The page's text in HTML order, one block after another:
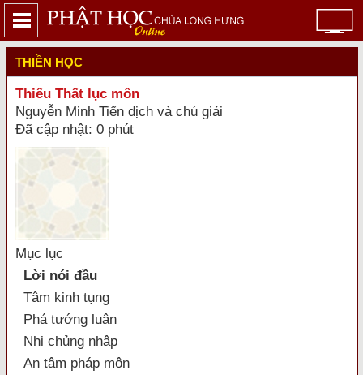
THIỀN HỌC
Thiếu Thất lục môn
Nguyễn Minh Tiến dịch và chú giải
Đã cập nhật: 0 phút
Mục lục
Lời nói đầu
Tâm kinh tụng
Phá tướng luận
Nhị chủng nhập
An tâm pháp môn